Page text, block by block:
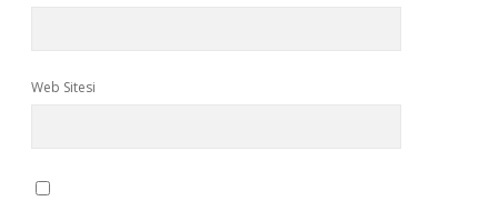
Web Sitesi